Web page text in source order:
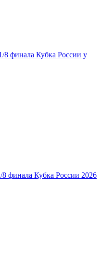
8 финала Кубка России у
8 финала Кубка России 2026